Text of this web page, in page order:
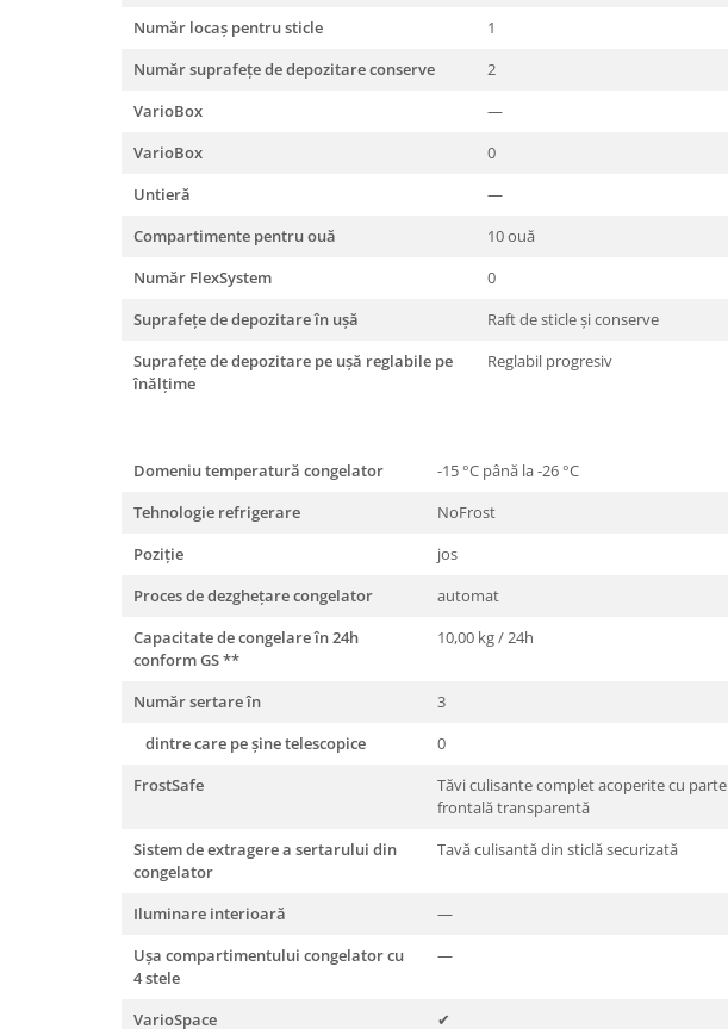
Număr locaş pentru sticle
1
Număr suprafeţe de depozitare conserve
2
VarioBox
—
VarioBox
0
Untieră
—
Compartimente pentru ouă
10 ouă
Număr FlexSystem
0
Suprafeţe de depozitare în uşă
Raft de sticle și conserve
Suprafeţe de depozitare pe uşă reglabile pe
înălţime
Reglabil progresiv
Domeniu temperatură congelator
-15 °C până la -26 °C
Tehnologie refrigerare
NoFrost
Poziţie
jos
Proces de dezgheţare congelator
automat
Capacitate de congelare în 24h
conform GS**
10,00 kg / 24h
Număr sertare în
3
dintre care pe şine telescopice
0
FrostSafe
Tăvi culisante complet acoperite cu parte
frontală transparentă
Sistem de extragere a sertarului din
congelator
Tavă culisantă din sticlă securizată
Iluminare interioară
—
Uşa compartimentului congelator cu
4 stele
—
VarioSpace ✔